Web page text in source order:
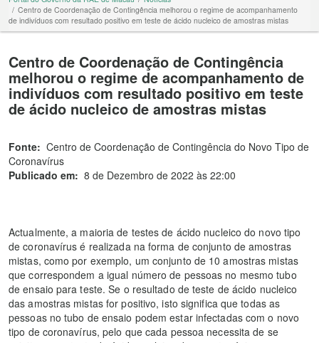
Centro de Coordenação de Contingência melhorou o regime de acompanhamento
de indivíduos com resultado positivo em teste de ácido nucleico de amostras mistas
Centro de Coordenação de Contingência
melhorou o regime de acompanhamento de
indivíduos com resultado positivo em teste
de ácido nucleico de amostras mistas
Fonte: Centro de Coordenação de Contingência do Novo Tipo de
Coronavírus
Publicado em: 8 de Dezembro de 2022 às 22:00
Actualmente, a maioria de testes de ácido nucleico do novo tipo
de coronavírus é realizada na forma de conjunto de amostras
mistas, como por exemplo, um conjunto de 10 amostras mistas
que correspondem a igual número de pessoas no mesmo tubo
de ensaio para teste. Se o resultado de teste de ácido nucleico
das amostras mistas for positivo, isto significa que todas as
pessoas no tubo de ensaio podem estar infectadas com o novo
tipo de coronavírus, pelo que cada pessoa necessita de se